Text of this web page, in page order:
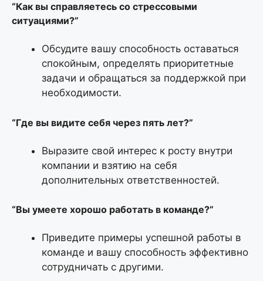
“Как вы справляетесь со стрессовыми
ситуациями?”
Обсудите вашу способность оставаться
спокойным, определять приоритетные
задачи и обращаться за поддержкой при
необходимости.
“Где вы видите себя через пять лет?”
Выразите свой интерес к росту внутри
компании и взятию на себя
дополнительных ответственностей.
“Вы умеете хорошо работать в команде?”
Приведите примеры успешной работы в
команде и вашу способность эффективно
сотрудничать с другими.